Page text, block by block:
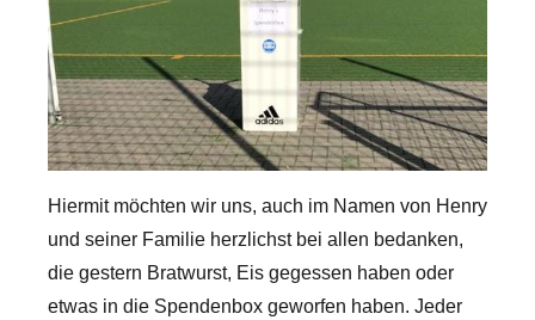
Hiermit möchten wir uns, auch im Namen von Henry
und seiner Familie herzlichst bei allen bedanken,
die gestern Bratwurst, Eis gegessen haben oder
etwas in die Spendenbox geworfen haben. Jeder